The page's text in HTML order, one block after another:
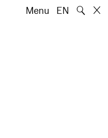
Menu EN 🔍